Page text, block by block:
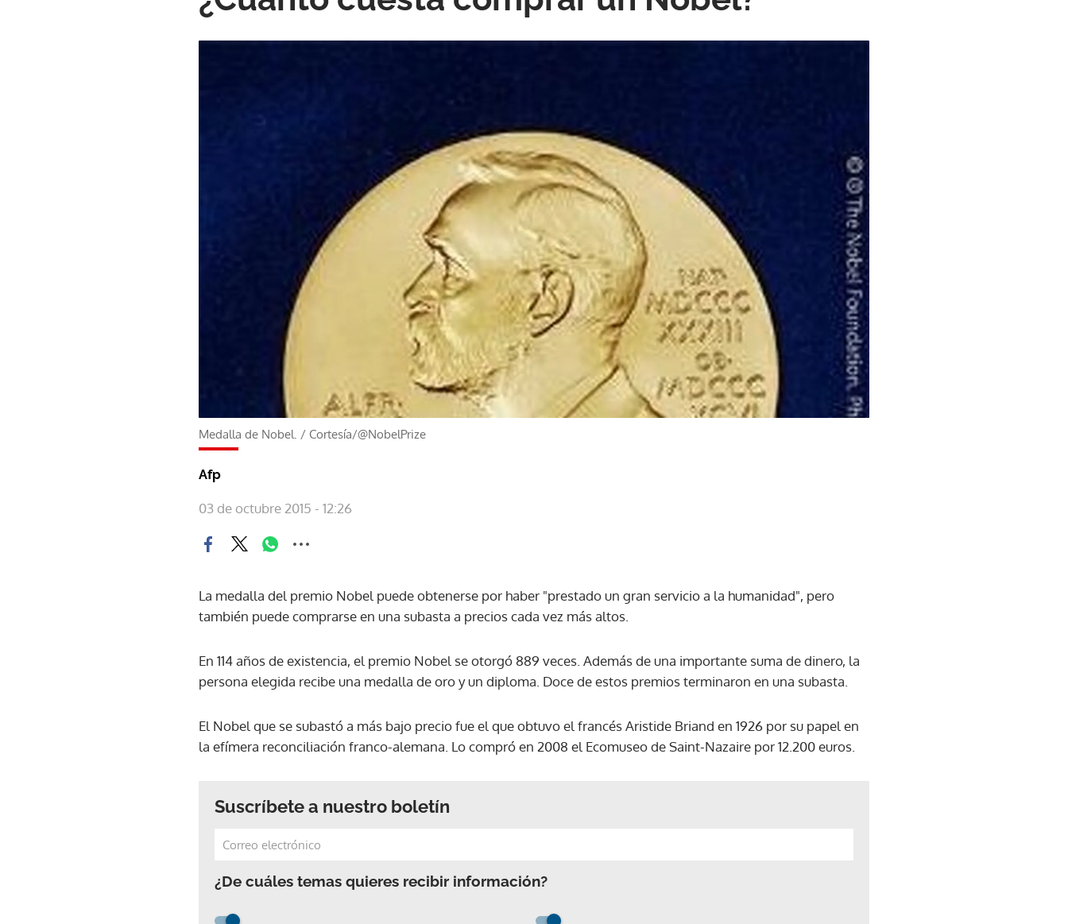
Medalla de Nobel. / Cortesía/@NobelPrize
Afp
03 de octubre 2015 - 12:26
La medalla del premio Nobel puede obtenerse por haber "prestado un gran servicio a la humanidad", pero
también puede comprarse en una subasta a precios cada vez más altos.
En 114 años de existencia, el premio Nobel se otorgó 889 veces. Además de una importante suma de dinero, la
persona elegida recibe una medalla de oro y un diploma. Doce de estos premios terminaron en una subasta.
El Nobel que se subastó a más bajo precio fue el que obtuvo el francés Aristide Briand en 1926 por su papel en
la efímera reconciliación franco-alemana. Lo compró en 2008 el Ecomuseo de Saint-Nazaire por 12.200 euros.
Suscríbete a nuestro boletín
¿De cuáles temas quieres recibir información?